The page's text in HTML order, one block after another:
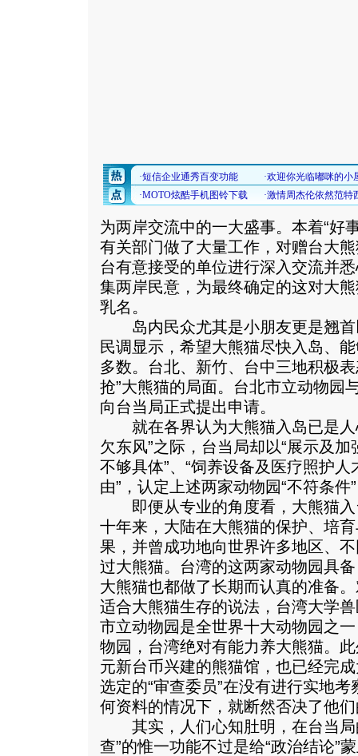
为两岸交流中的一大盛事。本着“好
有关部门做了大量工作，对赠台大
台有意接受的单位进行深入交流并
集两岸民意，为最终确定的这对大熊
乳名。
岛内民众尤其是小朋友更是翘首
民调显示，希望大熊猫尽快入岛、
多数。台北、新竹、台中三地积极
抢”大熊猫的局面。台北市立动物园
向台当局正式提出申请。
就在各界认为大熊猫入岛已是人
欠东风”之际，台当局却以“展示及
不够具体”、“饲养设备及医疗照护人
由”，认定上述两家动物园“不符条
即便从专业的角度看，大熊猫入
十年来，大陆在大熊猫的保护、培
果，并曾成功地向世界许多地区、
过大熊猫。台湾的这两家动物园具
大熊猫也都做了长期而认真的准备
适合大熊猫生存的说法，台湾大学
市立动物园是全世界十大动物园之
物园，台湾绝对有能力养大熊猫。
元新台币兴建的熊猫馆，也已经完
选定的“审查委员”在没有进行实地
何资料的情况下，就断然否决了他
其实，人们心知肚明，在台当局
查”的惟一功能不过是给“政治结论”